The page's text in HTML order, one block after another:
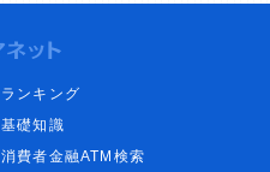
ランキング
基礎知識
消費者金融ATM検索